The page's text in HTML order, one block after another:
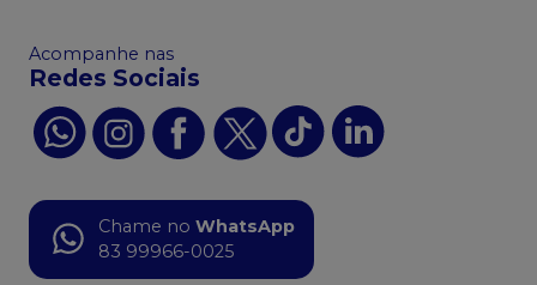
Acompanhe nas
Redes Sociais
Chame no WhatsApp
83 99966-0025